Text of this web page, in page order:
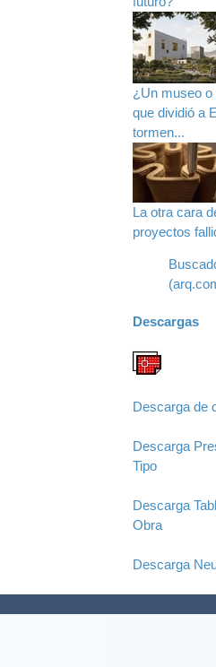
¿Un museo o
que dividió a
tormen...
La otra cara
proyectos
Descargas
Descarga de
Descarga
Tipo
Descarga
Obra
Descarga